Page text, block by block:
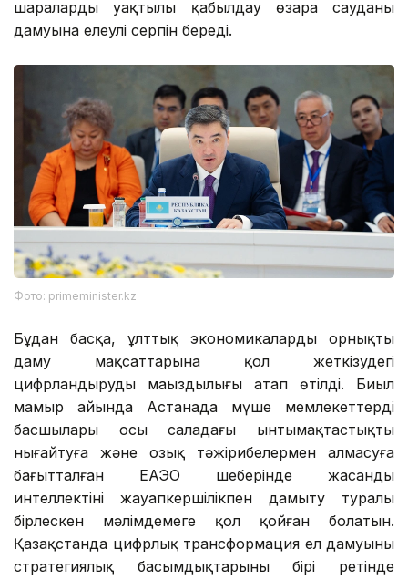
шараларды уақтылы қабылдау өзара сауданың
дамуына елеулі серпін береді.
Фото: primeminister.kz
Бұдан басқа, ұлттық экономикалардың орнықты
даму мақсаттарына қол жеткізудегі
цифрландырудың маңыздылығы атап өтілді. Биыл
мамыр айында Астанада мүше мемлекеттердің
басшылары осы саладағы ынтымақтастықты
нығайтуға және озық тәжірибелермен алмасуға
бағытталған ЕАЭО шеңберінде жасанды
интеллектіні жауапкершілікпен дамыту туралы
бірлескен мәлімдемеге қол қойған болатын.
Қазақстанда цифрлық трансформация ел дамуының
стратегиялық басымдықтарының бірі ретінде